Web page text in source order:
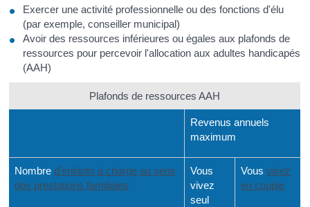
Exercer une activité professionnelle ou des fonctions d'élu
(par exemple, conseiller municipal)
Avoir des ressources inférieures ou égales aux plafonds de
ressources pour percevoir l'allocation aux adultes handicapés
(AAH)
Plafonds de ressources AAH
Revenus annuels
maximum
Nombred'enfants à charge au sens
des prestations familiales
Vous
vivez
seul
Vousvivez
en couple